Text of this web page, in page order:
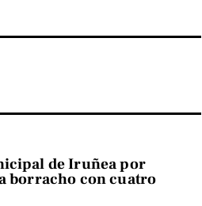
de Iruñea por
borracho con cuatro